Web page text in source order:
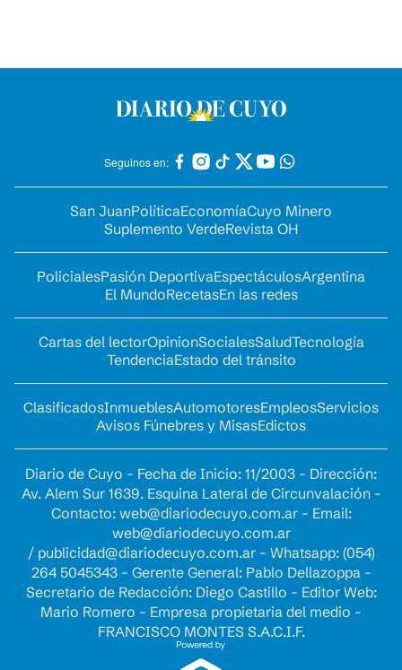
Seguinos en:
San JuanPolíticaEconomíaCuyo Minero
Suplemento VerdeRevista OH
PolicialesPasión DeportivaEspectáculosArgentina
El MundoRecetasEn las redes
Cartas del lectorOpinionSocialesSaludTecnología
TendenciaEstado del tránsito
ClasificadosInmueblesAutomotoresEmpleosServicios
Avisos Fúnebres y MisasEdictos
Diario de Cuyo - Fecha de Inicio: 11/2003 - Dirección:
Av. Alem Sur 1639. Esquina Lateral de Circunvalación -
Contacto: web@diariodecuyo.com.ar- Email:
web@diariodecuyo.com.ar
/ publicidad@diariodecuyo.com.ar- Whatsapp: (054)
264 5045343 - Gerente General: Pablo Dellazoppa -
Secretario de Redacción: Diego Castillo - Editor Web:
Mario Romero - Empresa propietaria del medio -
FRANCISCO MONTES S.A.C.I.F.